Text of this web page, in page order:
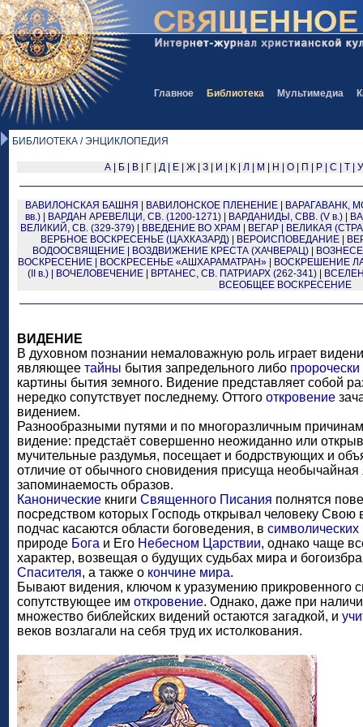
Главное Библиотека Мультимедиа
БИБЛИОТЕКА / ЭНЦИКЛОПЕДИЯ
А Б В Г Д Е Ж З И К Л М Н О П Р С Т У
ВАВИЛОНСКАЯ БАШНЯ ВАВИЛОНСКОЕ ПЛЕНЕНИЕ
ВАРАГАВАНК,
вв.)| ВАРДАН АРЕВЕЛЦИ, СВ. (1200-1271)| ВАРДАНИДЫ, СВВ. (V в.)|
ВЕЛИКИЙ, СВ. (329-379)| ВВЕДЕНИЕ ВО ХРАМ ВЕГАР|
ВЕЛИКАЯ
ВЕРБНОЕ ВОСКРЕСЕНЬЕ (ЦАХКАЗАРД)
ВЕРОИСПОВЕДАНИЕ
ВОДООСВЯЩЕНИЕ
ВОЗДВИЖЕНИЕ КРЕСТА (ХАЧВЕРАЦ)
ВОСКРЕСЕНИЕ
ВОСКРЕСЕНЬЕ «AШХАРАМАТРАН»
ВОСКРЕШЕНИЕ
(II в.)| ВОЧЕЛОВЕЧЕНИЕ| ВРТАНЕС, СВ. ПАТРИАРХ (262-341)|
ВСЕОБЩЕЕ ВОСКРЕСЕНИЕ
ВИДЕНИЕ
В духовном познании немаловажную роль играет
являющее тайны бытия запредельного либо пророчески
картины бытия земного. Видение представляет собой
нередко сопутствует последнему. Оттого откровение
видением.
Разнообразными путями и по многоразличным
видение: предстаёт совершенно неожиданно или
мучительные раздумья, посещает и бодрствующих и
отличие от обычного сновидения присуща необычайная
запоминаемость образов.
Канонические книги Священного Писания полнятся
посредством которых Господь открывал человеку
подчас касаются области боговедения, в символических
природе Бога и Его Небесном Царствии, однако чаще
характер, возвещая о будущих судьбах мира и
Спасителя, а также о кончине мира.
Бывают видения, ключом к уразумению прикровенного
сопутствующее им откровение. Однако, даже при
множество библейских видений остаются загадкой, и
веков возлагали на себя труд их истолкования.